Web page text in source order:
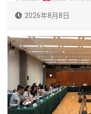
2026年8月8日